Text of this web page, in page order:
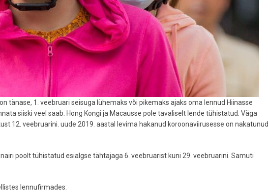
tänase, 1. veebruari seisuga lühemaks või pikemaks ajaks oma lennud Hiinasse
siiski veel saab. Hong Kongi ja Macausse pole tavaliselt lende tühistatud. Väga
12. veebruarini. uude 2019. aastal levima hakanud koroonaviirusesse on nakatunud
poolt tühistatud esialgse tähtajaga 6. veebruarist kuni 29. veebruarini. Samuti
lennufirmades: